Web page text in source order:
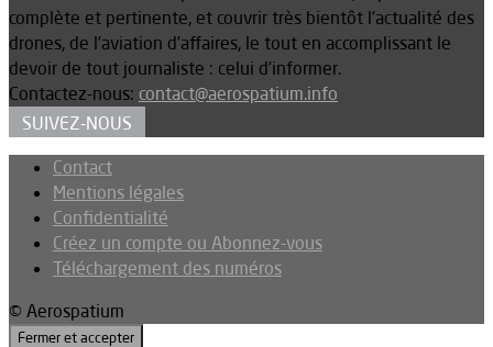
complète et pertinente, et couvrir très bientôt l’actualité des
drones, de l’aviation d’affaires, le tout en accomplissant le
devoir de tout journaliste : celui d’informer.
Contactez-nous: contact@aerospatium.info
SUIVEZ-NOUS
Contact
Mentions légales
Confidentialité
Créez un compte ou Abonnez-vous
Téléchargement des numéros
© Aerospatium